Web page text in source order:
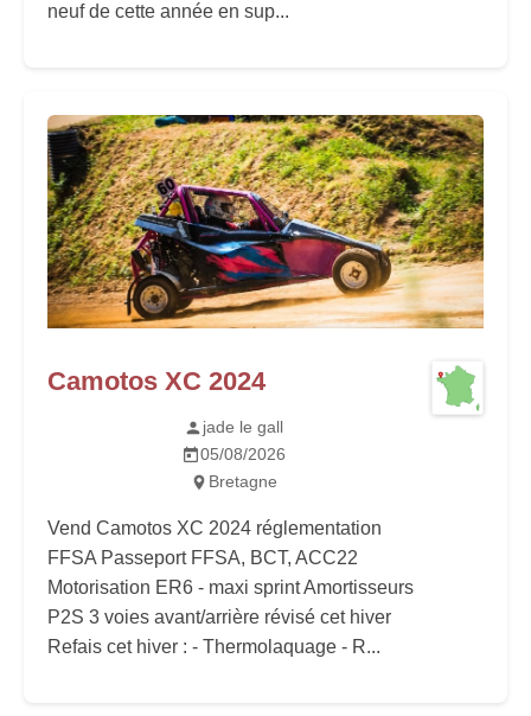
neuf de cette année en sup...
Camotos XC 2024
jade le gall
05/08/2026
Bretagne
Vend Camotos XC 2024 réglementation
FFSA Passeport FFSA, BCT, ACC22
Motorisation ER6 - maxi sprint Amortisseurs
P2S 3 voies avant/arrière révisé cet hiver
Refais cet hiver : - Thermolaquage - R...